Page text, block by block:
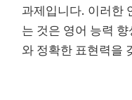
과제입니다. 이러한
는 것은 영어 능력
와 정확한 표현력을